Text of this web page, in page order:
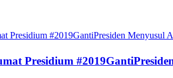
Presidium